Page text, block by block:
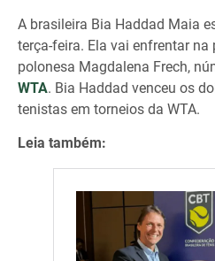
A brasileira Bia Haddad Maia
terça-feira. Ela vai enfrentar na
polonesa Magdalena Frech,
WTA. Bia Haddad venceu os
tenistas em torneios da WTA.
Leia também: